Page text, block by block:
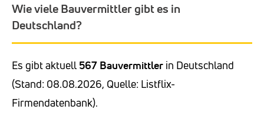
Wie viele Bauvermittler gibt es in
Deutschland?
Es gibt aktuell 567 Bauvermittler in Deutschland
(Stand: 08.08.2026, Quelle: Listflix-
Firmendatenbank).